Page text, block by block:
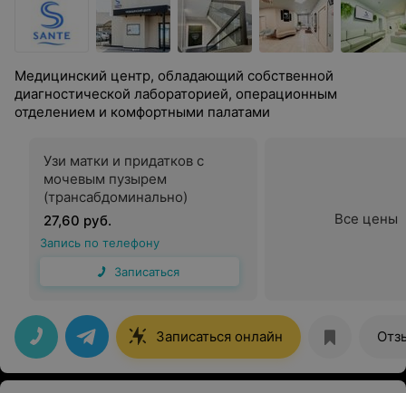
Медицинский центр, обладающий собственной
диагностической лабораторией, операционным
отделением и комфортными палатами
Узи матки и придатков с
мочевым пузырем
(трансабдоминально)
27,60 руб.
Запись по телефону
Записаться
Все цены
Записаться онлайн